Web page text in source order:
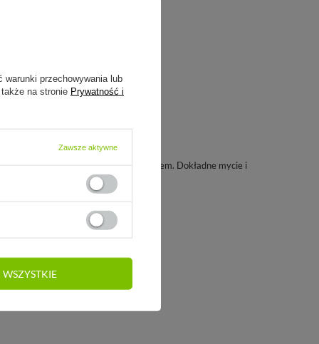
umyć przed pierwszym użyciem. Dokładne mycie i
warunki przechowywania lub
na stronie Prywatność i
Zawsze aktywne